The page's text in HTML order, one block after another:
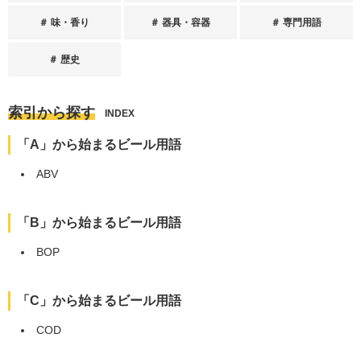
味・香り 器具・容器 専門用語
歴史
索引から探す INDEX
「A」から始まるビール用語
ABV
「B」から始まるビール用語
BOP
「C」から始まるビール用語
COD